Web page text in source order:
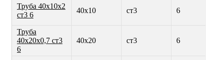
Труба 40х10х2
ст3 6
40х10 ст3 6
Труба
40х20х0,7 ст3
6
40х20 ст3 6